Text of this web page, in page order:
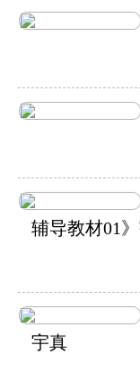
辅导教材01
宇真